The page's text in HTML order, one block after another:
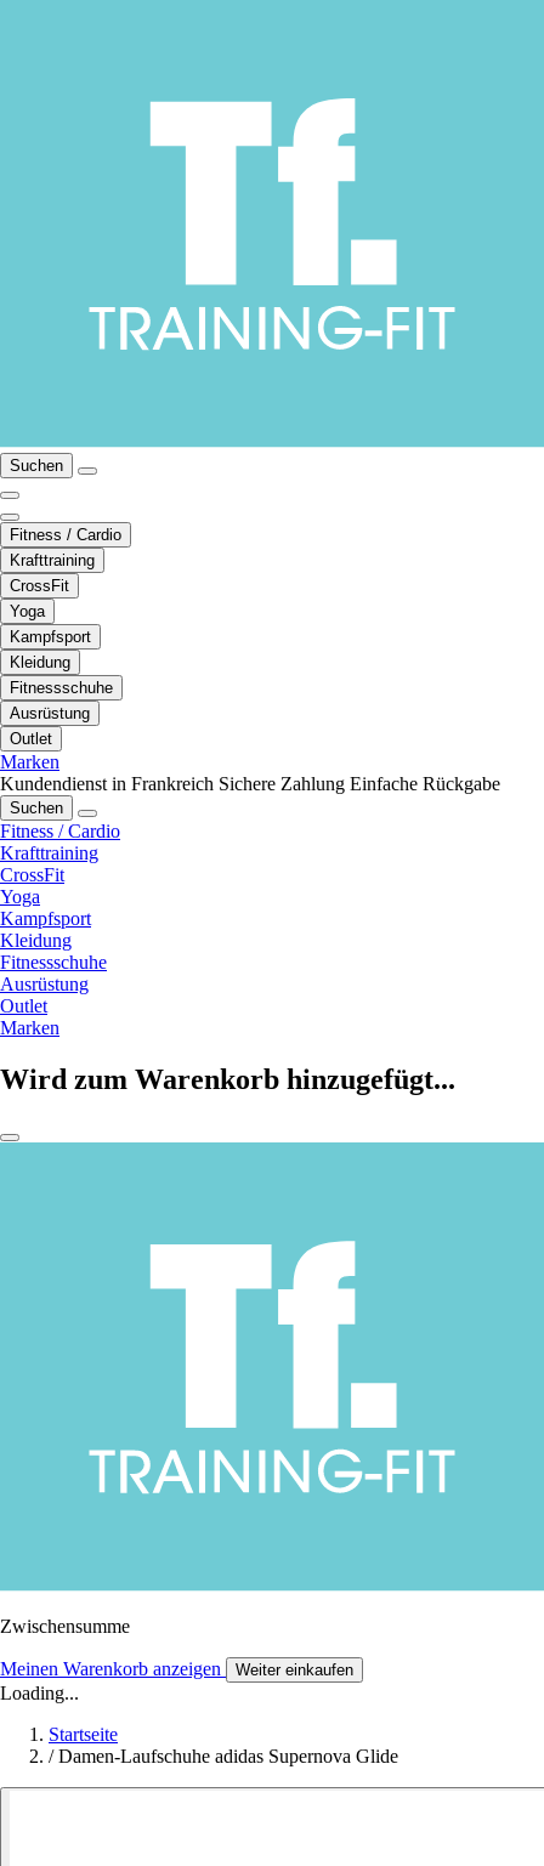
Suchen
Fitness / Cardio
Krafttraining
CrossFit
Yoga
Kampfsport
Kleidung
Fitnessschuhe
Ausrüstung
Outlet
Marken
Kundendienst in Frankreich Sichere Zahlung Einfache Rückgabe
Suchen
Fitness / Cardio
Krafttraining
CrossFit
Yoga
Kampfsport
Kleidung
Fitnessschuhe
Ausrüstung
Outlet
Marken
Wird zum Warenkorb hinzugefügt...
Zwischensumme
Meinen Warenkorb anzeigen Weiter einkaufen
Loading...
Startseite
/ Damen-Laufschuhe adidas Supernova Glide